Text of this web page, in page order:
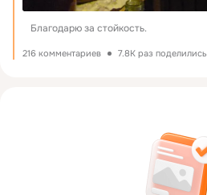
Благодарю за стойкость.
216 комментариев 7.8K раз поделились